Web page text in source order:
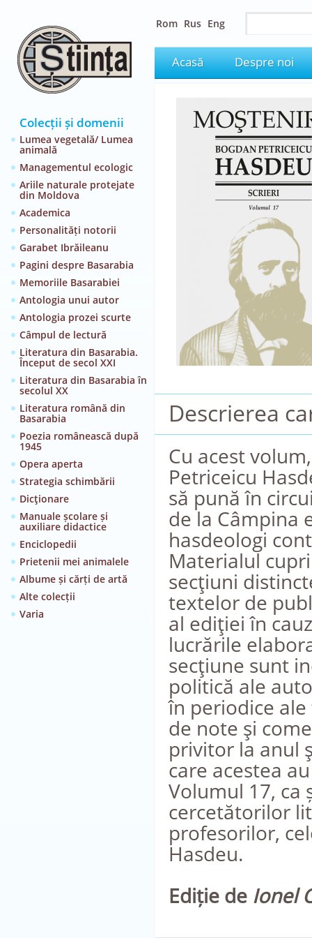
Colecții și domenii
Lumea vegetală/ Lumea
animală
Managementul ecologic
Ariile naturale protejate
din Moldova
Academica
Personalități notorii
Garabet Ibrăileanu
Pagini despre Basarabia
Memoriile Basarabiei
Antologia unui autor
Antologia prozei scurte
Câmpul de lectură
Literatura din Basarabia.
Început de secol XXI
Literatura din Basarabia în
secolul XX
Literatura română din
Basarabia
Poezia românească după
1945
Opera aperta
Strategia schimbării
Dicţionare
Manuale școlare și
auxiliare didactice
Enciclopedii
Prietenii mei animalele
Albume și cărți de artă
Alte colecții
Varia
Rom Rus Eng
Acasă Despre noi
Descrierea
Cu acest
Petriceicu
să pună în
de la Câmpina
hasdeologi
Materialul
secţiuni
textelor de
al ediţiei în
lucrările
secţiune sunt
politică ale
în periodice
de note şi
privitor la anul
care acestea
Volumul 17, ca
cercetătorilor
profesorilor,
Hasdeu.
Ediție de Ionel